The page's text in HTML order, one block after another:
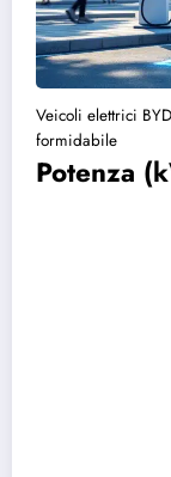
Veicoli elettrici
formidabile
Potenza